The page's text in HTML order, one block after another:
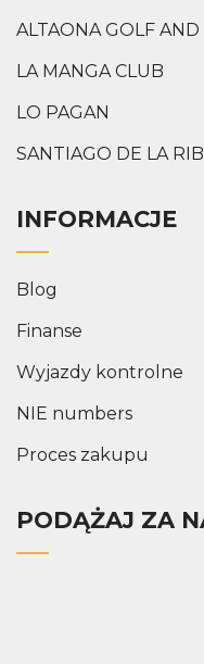
ALTAONA GOLF
LA MANGA CLUB
LO PAGAN
SANTIAGO DE LA
INFORMACJE
Blog
Finanse
Wyjazdy kontrolne
NIE numbers
Proces zakupu
PODĄŻAJ ZA